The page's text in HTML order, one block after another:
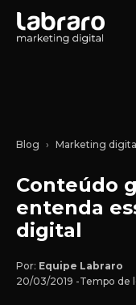
Blog Marketing digital
Conteúdo
entenda
digital
Por: Equipe Labraro
20/03/2019 -Tempo de